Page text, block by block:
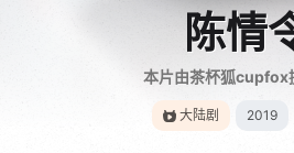
陈情
本片由茶杯狐cupfox
大陆剧 2019